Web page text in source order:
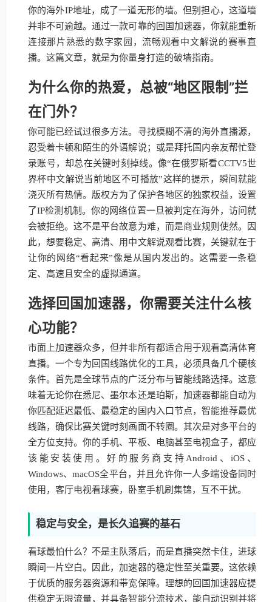
你的海外IP地址，成了一道无形的墙。但别担心，这道墙
并非不可逾越。通过一款可靠的回国加速器，你就能重新
连接那片熟悉的数字家园，流畅观看中文解说的赛事直
播。这篇文章，就是为你量身打造的破墙指南。
为什么你的热爱，总被“地区限制”拦
在门外？
你可能已经试过很多方法。寻找模糊不清的海外直播源，
忍受着卡顿和陌生的外语解说；或是拜托国内亲友帮忙登
录账号，却总在关键时刻掉线。像“在俄罗斯看CCTV5世
界杯中文解说当前地区不可播放”这样的提示，瞬间就能
浇灭所有热情。版权方为了保护各地区的独家权益，设置
了IP检测机制。你的网络位置一旦被判定在海外，访问就
会被拒绝。这不是平台故意为难，而是商业规则使然。因
此，想要稳定、高清、用中文解说观看比赛，关键就在于
让你的网络“看起来”像是从国内发出的。这需要一条稳
定、高速且安全的虚拟通道。
选择回国加速器，你需要关注什么核
心功能？
市面上加速器众多，但并非所有都适合用于观看高清体育
直播。一个专为回国线路优化的工具，必须具备几个硬核
条件。首先是全球节点的广泛分布与智能线路选择。这意
味着无论你在悉尼、墨尔本还是珀斯，加速器都能自动为
你匹配延迟最低、最稳定的国内入口节点，智能推荐最优
线路，确保比赛关键时刻画面不转圈。其次是对多平台的
全方位支持。你的手机、平板、电脑甚至电视盒子，都应
该能安装使用。好的服务商支持Android、iOS、
Windows、macOS全平台，并且允许你一人多端设备同时
使用，客厅电视看球赛，卧室手机刷集锦，互不干扰。
稳定与安全，是长久追赛的基石
看球最怕什么？不是主队落后，而是直播突然卡住，进球
瞬间一片空白。因此，加速器的稳定性至关重要。这依赖
于优质的服务器资源和带宽保障。理想的回国加速器应提
供稳定无限流量，并具备智能分流技术，能自动识别并将